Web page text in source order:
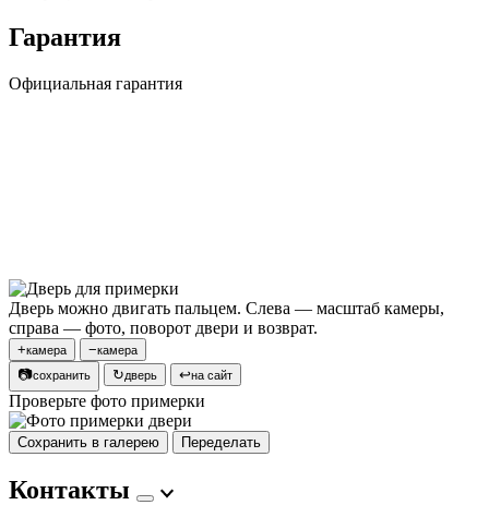
Гарантия
Официальная гарантия
Дверь можно двигать пальцем. Слева — масштаб камеры,
справа — фото, поворот двери и возврат.
+камера −камера
📷сохранить ↻дверь ↩на сайт
Проверьте фото примерки
Сохранить в галерею Переделать
Контакты